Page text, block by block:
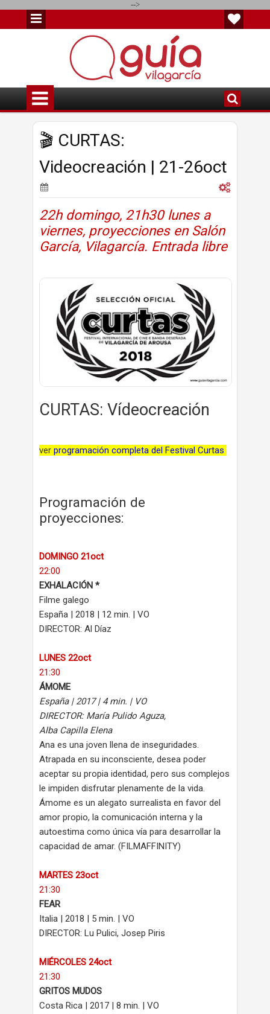
-->
🎬 CURTAS:
Videocreación | 21-26oct
22h domingo, 21h30 lunes a
viernes, proyecciones en Salón
García, Vilagarcía. Entrada libre
CURTAS: Vídeocreación
ver programación completa del Festival Curtas
Programación de
proyecciones:
DOMINGO 21oct
22:00
EXHALACIÓN *
Filme galego
España | 2018 | 12 min. | VO
DIRECTOR: Al Díaz
LUNES 22oct
21:30
ÁMOME
España | 2017 | 4 min. | VO
DIRECTOR: María Pulido Aguza,
Alba Capilla Elena
Ana es una joven llena de inseguridades.
Atrapada en su inconsciente, desea poder
aceptar su propia identidad, pero sus complejos
le impiden disfrutar plenamente de la vida.
Ámome es un alegato surrealista en favor del
amor propio, la comunicación interna y la
autoestima como única vía para desarrollar la
capacidad de amar. (FILMAFFINITY)
MARTES 23oct
21:30
FEAR
Italia | 2018 | 5 min. | VO
DIRECTOR: Lu Pulici, Josep Piris
MIÉRCOLES 24oct
21:30
GRITOS MUDOS
Costa Rica | 2017 | 8 min. | VO